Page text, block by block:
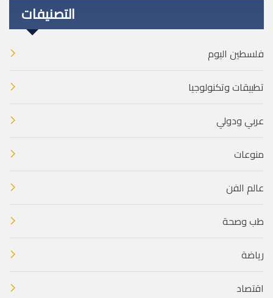
التصنيفات
فلسطين اليوم
تطبيقات وتكنولوجيا
عربي ودولي
منوعات
عالم الفن
طب وصحة
رياضة
اقتصاد